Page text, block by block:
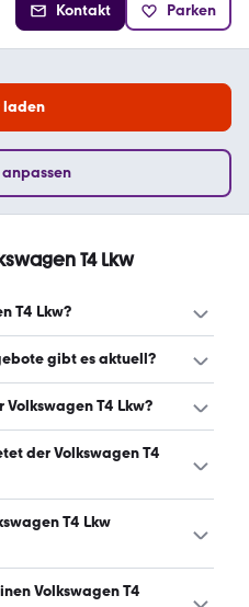
Kontakt Parken
laden
T4 Lkw
T4 Lkw?
T4 Lkw liegt zwischen
gibt es aktuell?
T4 bei mobile.de, davon
T4 Lkw?
zwischen 68 und
der Volkswagen T4
manuellem und
(Stand: 9.8.2026)
T4 Lkw
in folgenden Farben: weiß,
Volkswagen T4